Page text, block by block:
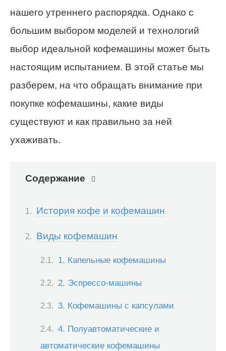
нашего утреннего распорядка. Однако с
большим выбором моделей и технологий
выбор идеальной кофемашины может быть
настоящим испытанием. В этой статье мы
разберем, на что обращать внимание при
покупке кофемашины, какие виды
существуют и как правильно за ней
ухаживать.
Содержание
История кофе и кофемашин
Виды кофемашин
1. Капельные кофемашины
2. Эспрессо-машины
3. Кофемашины с капсулами
4. Полуавтоматические и
автоматические кофемашины